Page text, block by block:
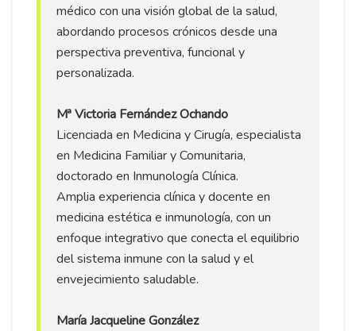
médico con una visión global de la salud,
abordando procesos crónicos desde una
perspectiva preventiva, funcional y
personalizada.
Mª Victoria Fernández Ochando
Licenciada en Medicina y Cirugía, especialista
en Medicina Familiar y Comunitaria,
doctorado en Inmunología Clínica.
Amplia experiencia clínica y docente en
medicina estética e inmunología, con un
enfoque integrativo que conecta el equilibrio
del sistema inmune con la salud y el
envejecimiento saludable.
María Jacqueline González